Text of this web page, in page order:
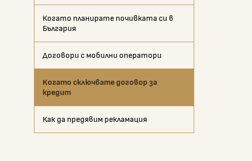
Когато планирате почивката си в
България
Договори с мобилни оператори
Когато сключвате договор за
кредит
Как да предявим рекламация